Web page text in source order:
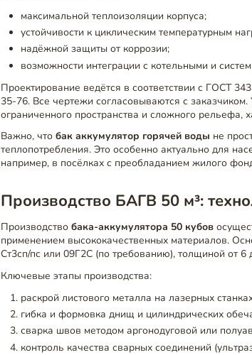
максимальной теплоизоляции корпуса;
устойчивости к циклическим температурным
надёжной защиты от коррозии;
возможности интеграции с котельными и
Проектирование ведётся в соответствии с ГОСТ
35-76. Все чертежи согласовываются с
ограниченного пространства и сложного рельефа,
Важно, чтобак аккумулятор горячей воды не
теплопотребления. Это особенно актуально для
например, в посёлках с преобладанием жилого
Производство БАГВ 50 м³:
Производствобака-аккумулятора 50 кубов
применением высококачественных материалов.
Ст3сп/пс или 09Г2С (по требованию), толщиной от
Ключевые этапы производства:
раскрой листового металла на лазерных
гибка и формовка днищ и цилиндрических
сварка швов методом аргонодуговой или
контроль качества сварных соединений